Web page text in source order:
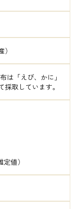
は「えび、かに」
採取しています。
値）